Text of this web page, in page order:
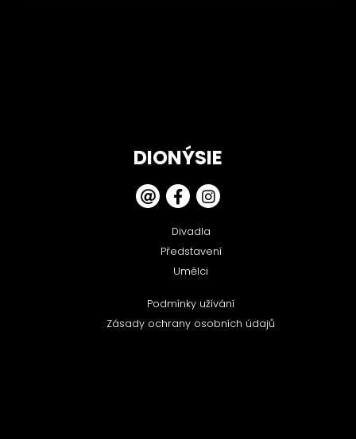
DIONÝSIE
Divadla
Představení
Umělci
Podmínky užívání
Zásady ochrany osobních údajů